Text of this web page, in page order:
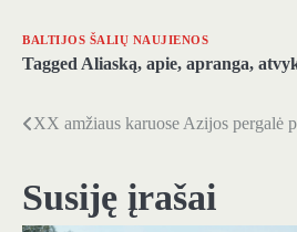
BALTIJOS ŠALIŲ NAUJIENOS
TaggedAliaską, apie, apranga,
Navigacija
įrašų
XX amžiaus karuose Azijos pergalė
Susiję įrašai